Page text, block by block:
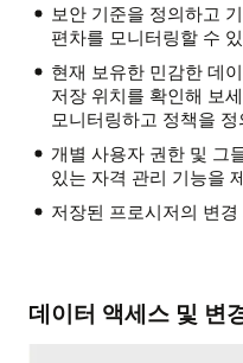
보안 기준을 정의하고
편차를 모니터링할 수
현재 보유한 민감한 데
저장 위치를 확인해 보
모니터링하고 정책을
개별 사용자 권한 및 그
있는 자격 관리 기능을
저장된 프로시저의 변
데이터 액세스 및 변